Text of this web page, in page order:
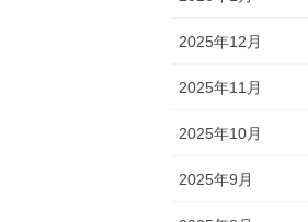
2025年12月
2025年11月
2025年10月
2025年9月